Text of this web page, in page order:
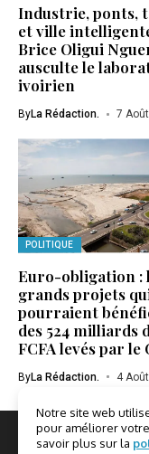
Industrie, ponts,
et ville
Brice Oligui
ausculte le
ivoirien
ByLa Rédaction. 7
POLITIQUE
Euro-obligation :
grands projets
pourraient
des 524 milliards
FCFA levés par le
ByLa Rédaction. 4
Notre site web
pour améliorer
savoir plus sur la